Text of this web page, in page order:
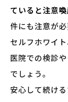
ていると注意
件にも注意が必
セルフホワイ
医院での検診
でしょう。
安心して続け